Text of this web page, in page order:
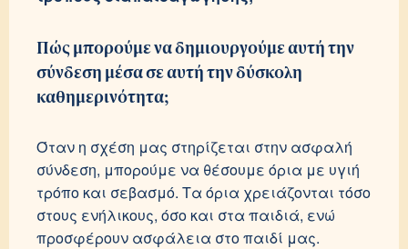
Πώς μπορούμε να δημιουργούμε αυτή την
σύνδεση μέσα σε αυτή την δύσκολη
καθημερινότητα;
Όταν η σχέση μας στηρίζεται στην ασφαλή
σύνδεση, μπορούμε να θέσουμε όρια με υγιή
τρόπο και σεβασμό. Τα όρια χρειάζονται τόσο
στους ενήλικους, όσο και στα παιδιά, ενώ
προσφέρουν ασφάλεια στο παιδί μας.